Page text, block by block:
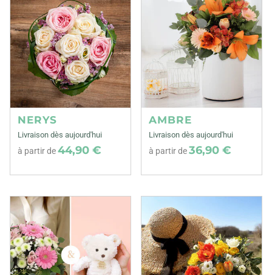
NERYS
Livraison dès aujourd'hui
à partir de44,90 €
AMBRE
Livraison dès aujourd'hui
à partir de36,90 €